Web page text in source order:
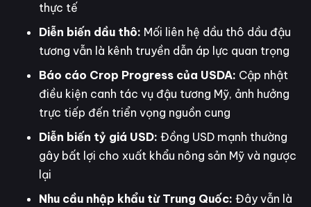
thực tế
Diễn biến dầu thô: Mối liên hệ dầu thô dầu đậu
tương vẫn là kênh truyền dẫn áp lực quan trọng
Báo cáo Crop Progress của USDA: Cập nhật
điều kiện canh tác vụ đậu tương Mỹ, ảnh hưởng
trực tiếp đến triển vọng nguồn cung
Diễn biến tỷ giá USD: Đồng USD mạnh thường
gây bất lợi cho xuất khẩu nông sản Mỹ và ngược
lại
Nhu cầu nhập khẩu từ Trung Quốc: Đây vẫn là